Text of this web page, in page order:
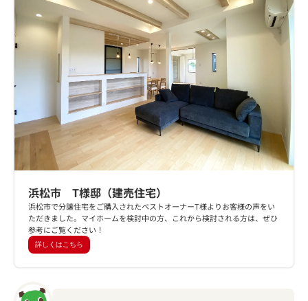
浜松市 T様邸（建売住宅）
浜松市で分譲住宅をご購入されたベストオーナーT様よりお客様の声をい
ただきました。マイホームを検討中の方、これから検討される方は、ぜひ
参考にご覧ください！
詳しくはこちら